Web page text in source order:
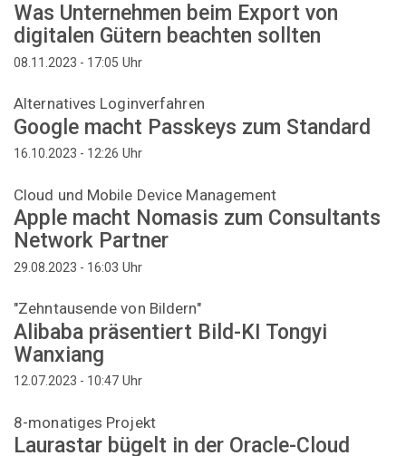
Was Unternehmen beim Export von
digitalen Gütern beachten sollten
08.11.2023 - 17:05 Uhr
Alternatives Loginverfahren
Google macht Passkeys zum Standard
16.10.2023 - 12:26 Uhr
Cloud und Mobile Device Management
Apple macht Nomasis zum Consultants
Network Partner
29.08.2023 - 16:03 Uhr
"Zehntausende von Bildern"
Alibaba präsentiert Bild-KI Tongyi
Wanxiang
12.07.2023 - 10:47 Uhr
8-monatiges Projekt
Laurastar bügelt in der Oracle-Cloud